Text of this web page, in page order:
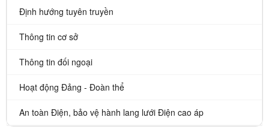
Định hướng tuyên truyền
Thông tin cơ sở
Thông tin đối ngoại
Hoạt động Đảng - Đoàn thể
An toàn Điện, bảo vệ hành lang lưới Điện cao áp